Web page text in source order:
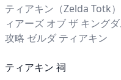
ティアキン（Zelda Totk
ィアーズ オブ ザ キング
攻略 ゼルダ ティアキン
ティアキン 祠